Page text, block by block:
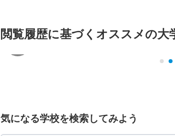
閲覧履歴に基づく オススメの大
気になる学校を検索してみよう